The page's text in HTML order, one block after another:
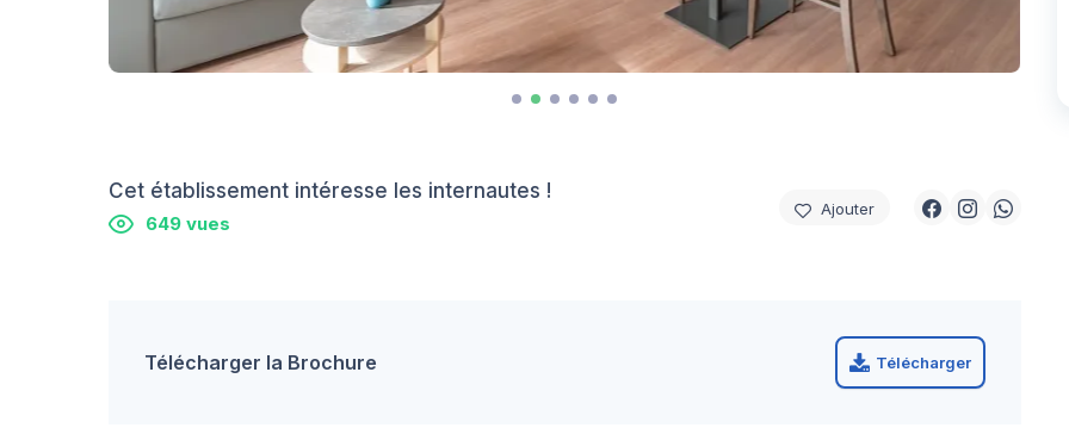
Cet établissement intéresse les internautes !
649 vues
Ajouter
Télécharger la Brochure Télécharger